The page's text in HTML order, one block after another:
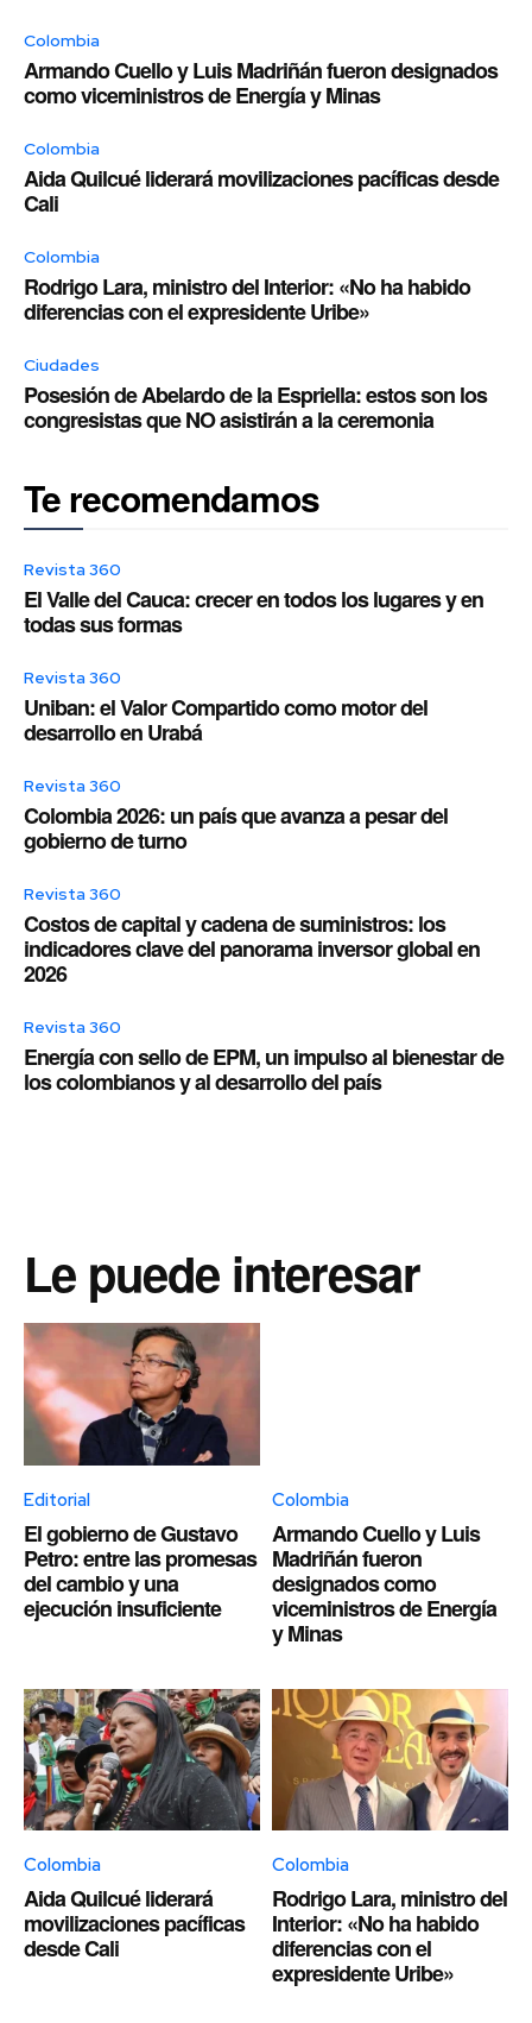
Colombia
Armando Cuello y Luis Madriñán fueron designados
como viceministros de Energía y Minas
Colombia
Aida Quilcué liderará movilizaciones pacíficas desde
Cali
Colombia
Rodrigo Lara, ministro del Interior: «No ha habido
diferencias con el expresidente Uribe»
Ciudades
Posesión de Abelardo de la Espriella: estos son los
congresistas que NO asistirán a la ceremonia
Te recomendamos
Revista 360
El Valle del Cauca: crecer en todos los lugares y en
todas sus formas
Revista 360
Uniban: el Valor Compartido como motor del
desarrollo en Urabá
Revista 360
Colombia 2026: un país que avanza a pesar del
gobierno de turno
Revista 360
Costos de capital y cadena de suministros: los
indicadores clave del panorama inversor global en
2026
Revista 360
Energía con sello de EPM, un impulso al bienestar de
los colombianos y al desarrollo del país
Le puede interesar
Editorial
El gobierno de Gustavo
Petro: entre las promesas
del cambio y una
ejecución insuficiente
Colombia
Armando Cuello y Luis
Madriñán fueron
designados como
viceministros de Energía
y Minas
Colombia
Aida Quilcué liderará
movilizaciones pacíficas
desde Cali
Colombia
Rodrigo Lara, ministro del
Interior: «No ha habido
diferencias con el
expresidente Uribe»